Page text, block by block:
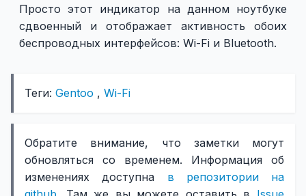
Просто этот индикатор на данном ноутбуке
сдвоенный и отображает активность обоих
беспроводных интерфейсов: Wi-Fi и Bluetooth.
Теги: Gentoo , Wi-Fi
Обратите внимание, что заметки могут
обновляться со временем. Информация об
изменениях доступна в репозитории на